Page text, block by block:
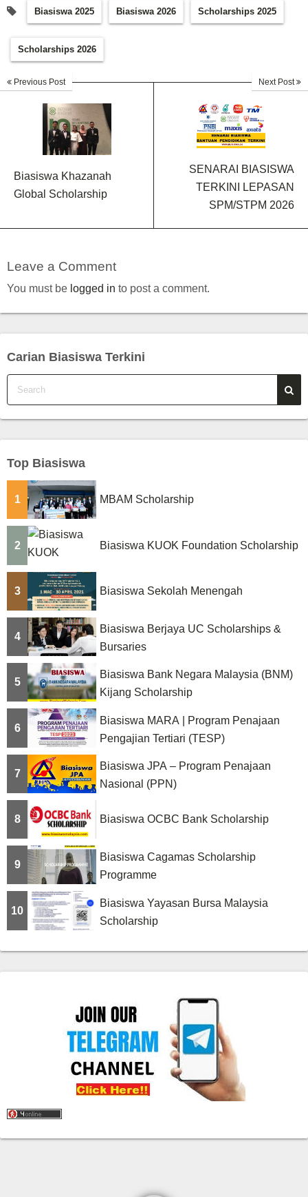
Biasiswa 2025 Biasiswa 2026 Scholarships 2025
Scholarships 2026
Previous Post
Biasiswa Khazanah
Global Scholarship
Next Post
SENARAI BIASISWA
TERKINI LEPASAN
SPM/STPM 2026
Leave a Comment
You must be logged in to post a comment.
Carian Biasiswa Terkini
Top Biasiswa
1 MBAM Scholarship
2 Biasiswa KUOK Foundation Scholarship
3 Biasiswa Sekolah Menengah
4
Biasiswa Berjaya UC Scholarships &
Bursaries
5
Biasiswa Bank Negara Malaysia (BNM)
Kijang Scholarship
6
Biasiswa MARA | Program Penajaan
Pengajian Tertiari (TESP)
7
Biasiswa JPA – Program Penajaan
Nasional (PPN)
8 Biasiswa OCBC Bank Scholarship
9
Biasiswa Cagamas Scholarship
Programme
10
Biasiswa Yayasan Bursa Malaysia
Scholarship